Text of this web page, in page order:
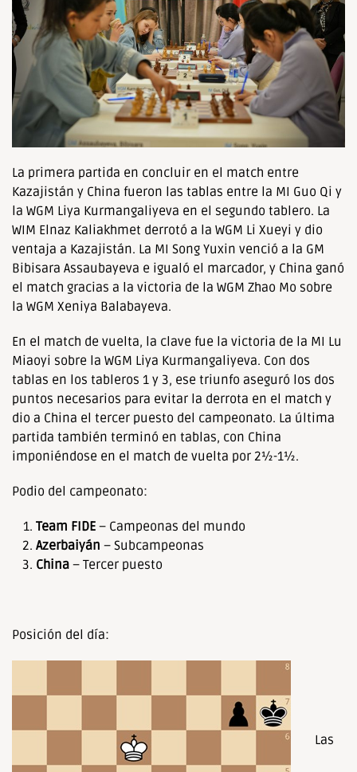
La primera partida en concluir en el match entre
Kazajistán y China fueron las tablas entre la MI Guo Qi y
la WGM Liya Kurmangaliyeva en el segundo tablero. La
WIM Elnaz Kaliakhmet derrotó a la WGM Li Xueyi y dio
ventaja a Kazajistán. La MI Song Yuxin venció a la GM
Bibisara Assaubayeva e igualó el marcador, y China ganó
el match gracias a la victoria de la WGM Zhao Mo sobre
la WGM Xeniya Balabayeva.
En el match de vuelta, la clave fue la victoria de la MI Lu
Miaoyi sobre la WGM Liya Kurmangaliyeva. Con dos
tablas en los tableros 1 y 3, ese triunfo aseguró los dos
puntos necesarios para evitar la derrota en el match y
dio a China el tercer puesto del campeonato. La última
partida también terminó en tablas, con China
imponiéndose en el match de vuelta por 2½-1½.
Podio del campeonato:
Team FIDE – Campeonas del mundo
Azerbaiyán – Subcampeonas
China – Tercer puesto
Posición del día:
Las